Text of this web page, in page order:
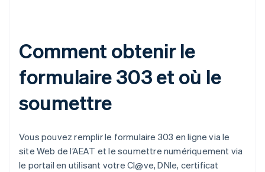
Comment obtenir le
formulaire 303 et où le
soumettre
Vous pouvez remplir le formulaire 303 en ligne via le
site Web de l’AEAT et le soumettre numériquement via
le portail en utilisant votre Cl@ve, DNIe, certificat